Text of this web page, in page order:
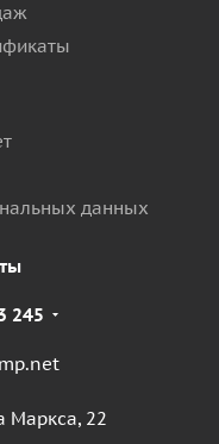
данных
245
Маркса, 22